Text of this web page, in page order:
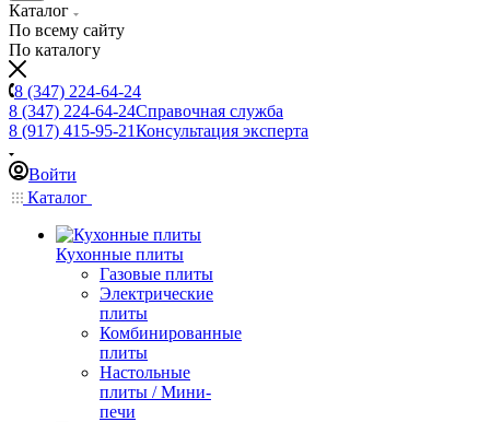
Каталог
По всему сайту
По каталогу
8 (347) 224-64-24
8 (347) 224-64-24Справочная служба
8 (917) 415-95-21Консультация эксперта
Войти
Каталог
Кухонные плиты
Газовые плиты
Электрические
плиты
Комбинированные
плиты
Настольные
плиты / Мини-
печи